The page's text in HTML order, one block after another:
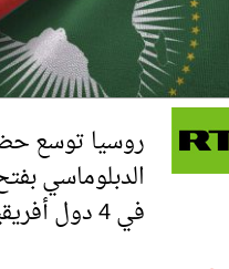
روسيا توسع
الدبلوماسي
في 4 دول أفريقية